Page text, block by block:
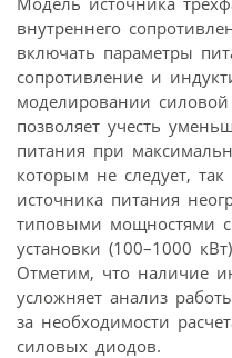
внутреннего
включать параметры
сопротивление и
моделировании
позволяет учесть
питания при
которым не следует,
источника питания
типовыми мощностями
установки (100–1000
Отметим, что наличие
усложняет анализ
за необходимости
силовых диодов.